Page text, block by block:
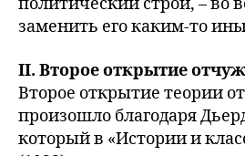
политический строй, – во
заменить его каким-то
II. Второе открытие
Второе открытие теории
произошло благодаря
который в «Истории и